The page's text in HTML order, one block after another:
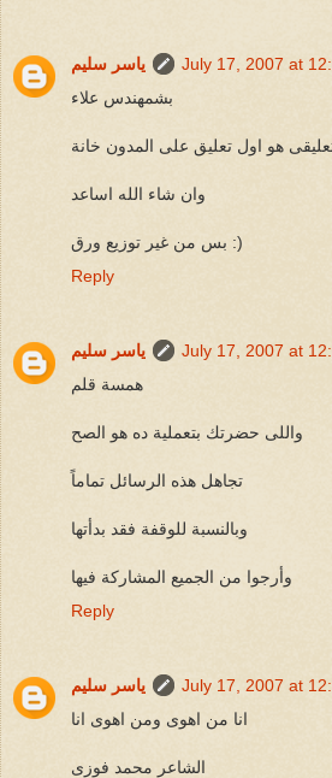
ياسر سليم
July 17, 2007 at
بشمهندس علاء
هو اول تعليق على المدون خانة
وان شاء الله اساعد
بس من غير توزيع ورق :)
Reply
ياسر سليم
July 17, 2007 at
همسة قلم
واللى حضرتك بتعملية ده هو الصح
تجاهل هذه الرسائل تماماً
وبالنسبة للوقفة فقد بدأتها
وأرجوا من الجميع المشاركة فيها
Reply
ياسر سليم
July 17, 2007 at
انا من اهوى ومن اهوى انا
الشاعر محمد فوزى